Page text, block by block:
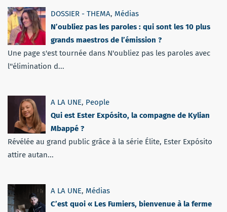
DOSSIER - THEMA, Médias
N’oubliez pas les paroles : qui sont les 10 plus
grands maestros de l’émission ?
Une page s'est tournée dans N'oubliez pas les paroles avec
l''élimination d...
A LA UNE, People
Qui est Ester Expósito, la compagne de Kylian
Mbappé ?
Révélée au grand public grâce à la série Élite, Ester Expósito
attire autan...
A LA UNE, Médias
C’est quoi « Les Fumiers, bienvenue à la ferme